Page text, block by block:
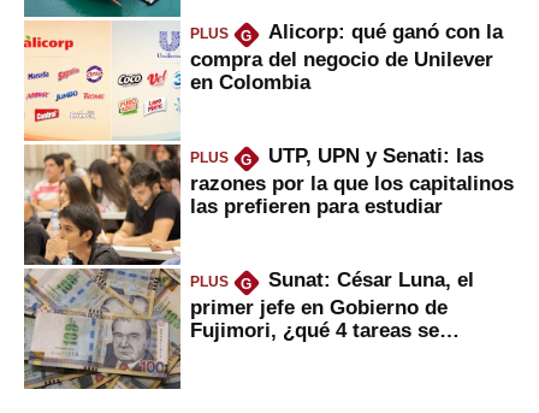
PLUS G
Alicorp: qué ganó con la
compra del negocio de Unilever
en Colombia
PLUS G
UTP, UPN y Senati: las
razones por la que los capitalinos
las prefieren para estudiar
PLUS G
Sunat: César Luna, el
primer jefe en Gobierno de
Fujimori, ¿qué 4 tareas se